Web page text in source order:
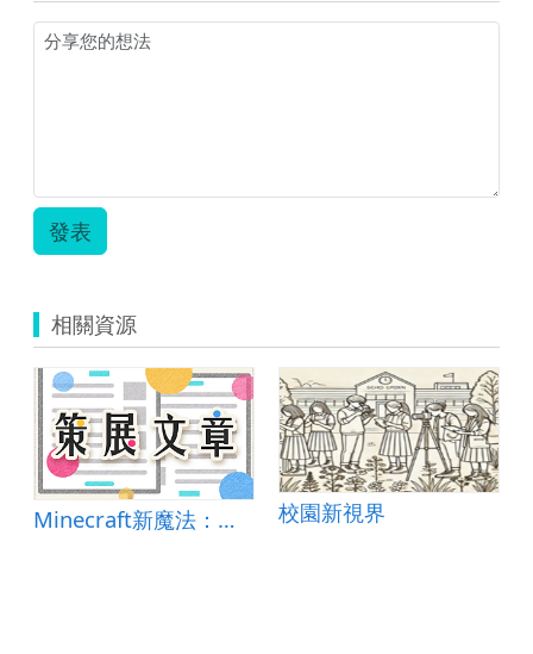
發表
相關資源
Minecraft新魔法：校園福爾摩斯的沙盒世界 校園新視界